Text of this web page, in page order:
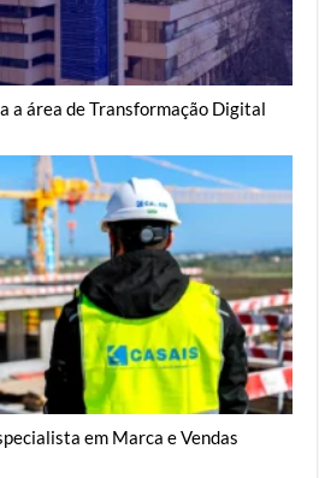
a área de Transformação Digital
em Marca e Vendas